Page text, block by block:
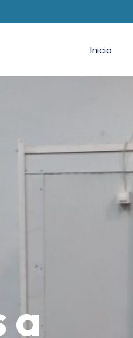
Inicio
a